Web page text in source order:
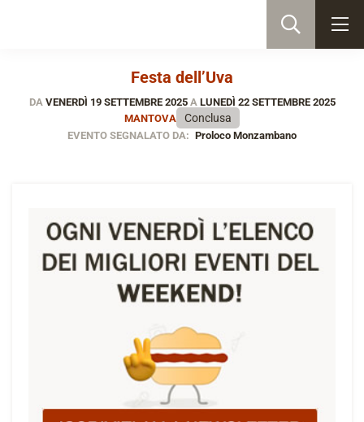
Festa dell’Uva
DAVENERDÌ 19 SETTEMBRE 2025 ALUNEDÌ 22 SETTEMBRE 2025
MANTOVA
Conclusa
EVENTO SEGNALATO DA: Proloco Monzambano